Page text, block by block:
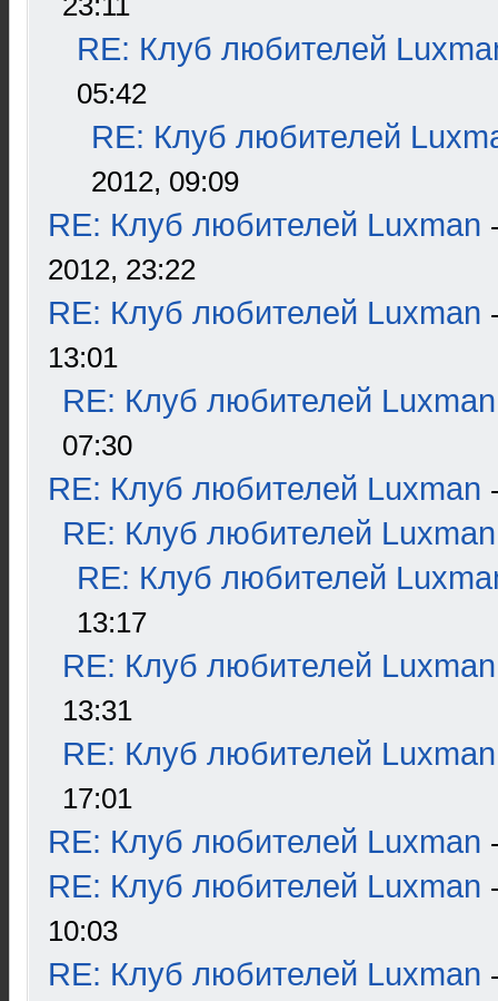
RE: Клуб любителей
05:42
RE: Клуб любителей
2012, 09:09
RE: Клуб любителей Luxman
2012, 23:22
RE: Клуб любителей Luxman
13:01
RE: Клуб любителей Luxman
07:30
RE: Клуб любителей Luxman
RE: Клуб любителей Luxman
RE: Клуб любителей
13:17
RE: Клуб любителей Luxman
13:31
RE: Клуб любителей Luxman
17:01
RE: Клуб любителей Luxman
RE: Клуб любителей Luxman
10:03
RE: Клуб любителей Luxman